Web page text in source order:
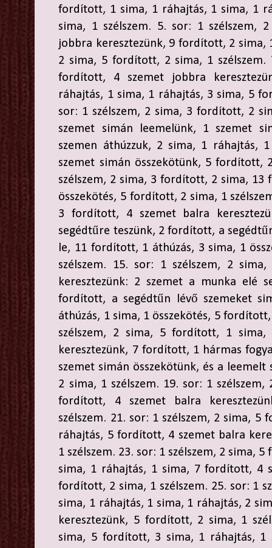
fordított, 1 sima, 1 ráhajtás, 1 sima, 1
sima, 1 szélszem. 5. sor: 1 szélszem,
jobbra keresztezünk, 9 fordított, 2 sima,
2 sima, 5 fordított, 2 sima, 1 szélszem.
fordított, 4 szemet jobbra
ráhajtás, 1 sima, 1 ráhajtás, 3 sima, 5
sor: 1 szélszem, 2 sima, 3 fordított, 2
szemet simán leemelünk, 1 szemet
szemen áthúzzuk, 2 sima, 1 ráhajtás,
szemet simán összekötünk, 5 fordított,
szélszem, 2 sima, 3 fordított, 2 sima, 13
összekötés, 5 fordított, 2 sima, 1
3 fordított, 4 szemet balra
segédtűre teszünk, 2 fordított, a
le, 11 fordított, 1 áthúzás, 3 sima, 1
szélszem. 15. sor: 1 szélszem, 2
keresztezünk: 2 szemet a munka elé
fordított, a segédtűn lévő szemeket
áthúzás, 1 sima, 1 összekötés, 5
szélszem, 2 sima, 5 fordított, 1
keresztezünk, 7 fordított, 1 hármas
szemet simán összekötünk, és a
2 sima, 1 szélszem. 19. sor: 1
fordított, 4 szemet balra
szélszem. 21. sor: 1 szélszem, 2 sima,
ráhajtás, 5 fordított, 4 szemet balra
1 szélszem. 23. sor: 1 szélszem, 2 sima,
sima, 1 ráhajtás, 1 sima, 7 fordított, 4
fordított, 2 sima, 1 szélszem. 25. sor: 1
sima, 1 ráhajtás, 1 sima, 1 ráhajtás, 2
keresztezünk, 5 fordított, 2 sima, 1
sima, 5 fordított, 3 sima, 1 ráhajtás, 1